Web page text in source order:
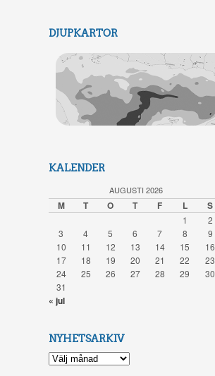
DJUPKARTOR
KALENDER
AUGUSTI 2026
M T O T F L S
1
2
3
4 5 6 7 8
9
10
11 12 13 14 15
16
17
18 19 20 21 22
23
24
25 26 27 28 29
30
31
« jul
NYHETSARKIV
NYHETSARKIV